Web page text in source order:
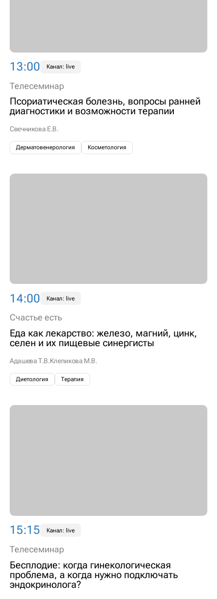
13:00 Канал: live
Телесеминар
Псориатическая болезнь, вопросы ранней
диагностики и возможности терапии
Свечникова Е.В.
Дерматовенерология Косметология
14:00 Канал: live
Счастье есть
Еда как лекарство: железо, магний, цинк,
селен и их пищевые синергисты
Адашева Т.В.Клепикова М.В.
Диетология Терапия
15:15 Канал: live
Телесеминар
Бесплодие: когда гинекологическая
проблема, а когда нужно подключать
эндокринолога?